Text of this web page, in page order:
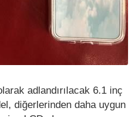
adlandırılacak 6.1 inç
diğerlerinden daha uygun